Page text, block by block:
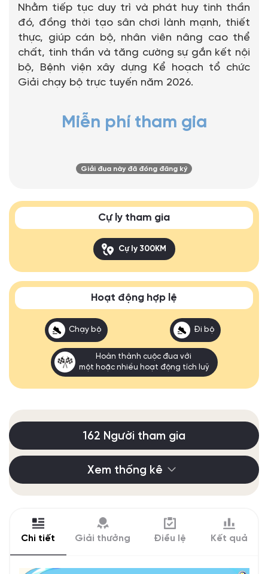
Nhằm tiếp tục duy trì và phát huy tinh thần
đó, đồng thời tạo sân chơi lành mạnh, thiết
thực, giúp cán bộ, nhân viên nâng cao thể
chất, tinh thần và tăng cường sự gắn kết nội
bộ, Bệnh viện xây dựng Kể hoạch tổ chức
Giải chạy bộ trực tuyến năm 2026.
Miễn phí tham gia
Giải đua này đã đóng đăng ký
Cự ly tham gia
Cự ly 300KM
Hoạt động hợp lệ
Chạy bộ Đi bộ
Hoàn thành cuộc đua với
một hoặc nhiều hoạt động tích luỹ
162 Người tham gia
Xem thống kê
Chi tiết Giải thưởng Điều lệ Kết quả